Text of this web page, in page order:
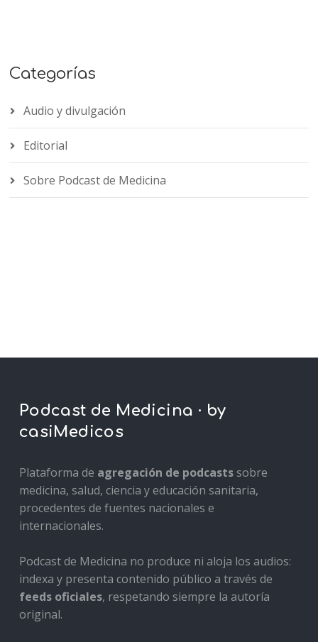
Categorías
Audio y divulgación
Editorial
Sobre Podcast de Medicina
Podcast de Medicina · by
casiMedicos
Plataforma de agregación de podcastssobre
medicina, salud, ciencia y educación sanitaria,
procedentes de fuentes nacionales e
internacionales.
Podcast de Medicina no produce ni aloja los audios:
indexa y presenta contenido público a través de
feeds oficiales, respetando siempre la autoría
original.